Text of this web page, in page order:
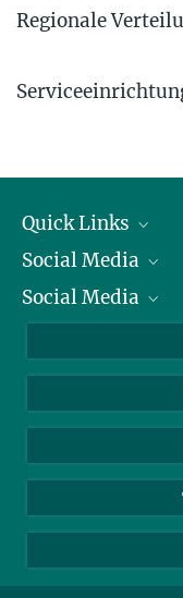
Regionale
im Ausland
Quick Links
Präsident
Zahlen und Fakten
Social Media
Bluesky
TikTok
Social Media
Instagram
YouTube